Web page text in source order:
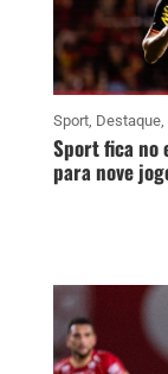
Sport, Destaque,
Sport fica no
para nove